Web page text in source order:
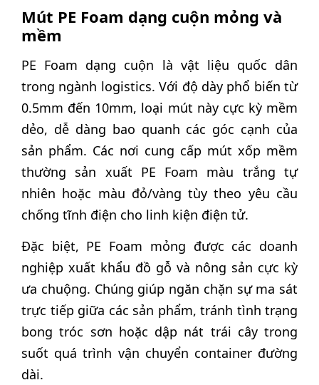
Mút PE Foam dạng cuộn mỏng và
mềm
PE Foam dạng cuộn là vật liệu quốc dân
trong ngành logistics. Với độ dày phổ biến từ
0.5mm đến 10mm, loại mút này cực kỳ mềm
dẻo, dễ dàng bao quanh các góc cạnh của
sản phẩm. Các nơi cung cấp mút xốp mềm
thường sản xuất PE Foam màu trắng tự
nhiên hoặc màu đỏ/vàng tùy theo yêu cầu
chống tĩnh điện cho linh kiện điện tử.
Đặc biệt, PE Foam mỏng được các doanh
nghiệp xuất khẩu đồ gỗ và nông sản cực kỳ
ưa chuộng. Chúng giúp ngăn chặn sự ma sát
trực tiếp giữa các sản phẩm, tránh tình trạng
bong tróc sơn hoặc dập nát trái cây trong
suốt quá trình vận chuyển container đường
dài.